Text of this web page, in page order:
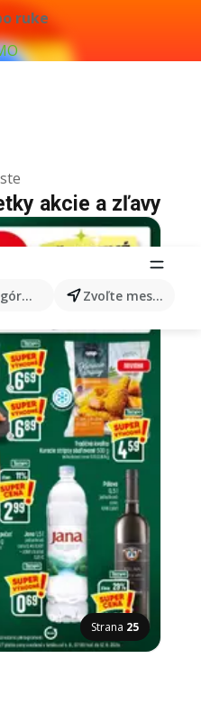
ruke
produkty... Zvoľte mesto
akcie a zľavy
Strana 25